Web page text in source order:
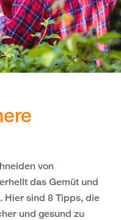
von
das Gemüt und
Hier sind 8 Tipps, die
und gesund zu